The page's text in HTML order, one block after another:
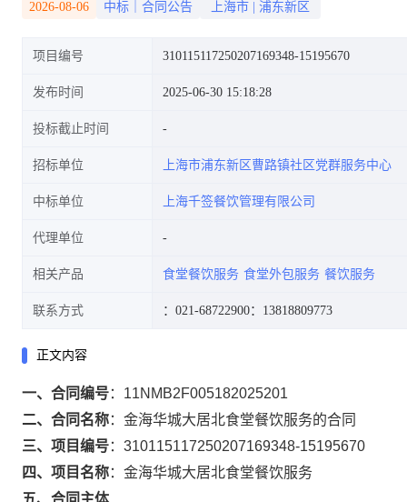
2026-08-06 中标｜合同公告 上海市 浦东新区
项目编号 310115117250207169348-15195670
发布时间 2025-06-30 15:18:28
投标截止时间
招标单位 上海市浦东新区曹路镇社区党群服务中心
中标单位 上海千签餐饮管理有限公司
代理单位
相关产品 食堂餐饮服务 食堂外包服务 餐饮服务
联系方式 ：021-68722900：13818809773
正文内容
一、合同编号： 11NMB2F005182025201
二、合同名称： 金海华城大居北食堂餐饮服务的合同
三、项目编号： 310115117250207169348-15195670
四、项目名称： 金海华城大居北食堂餐饮服务
五、合同主体